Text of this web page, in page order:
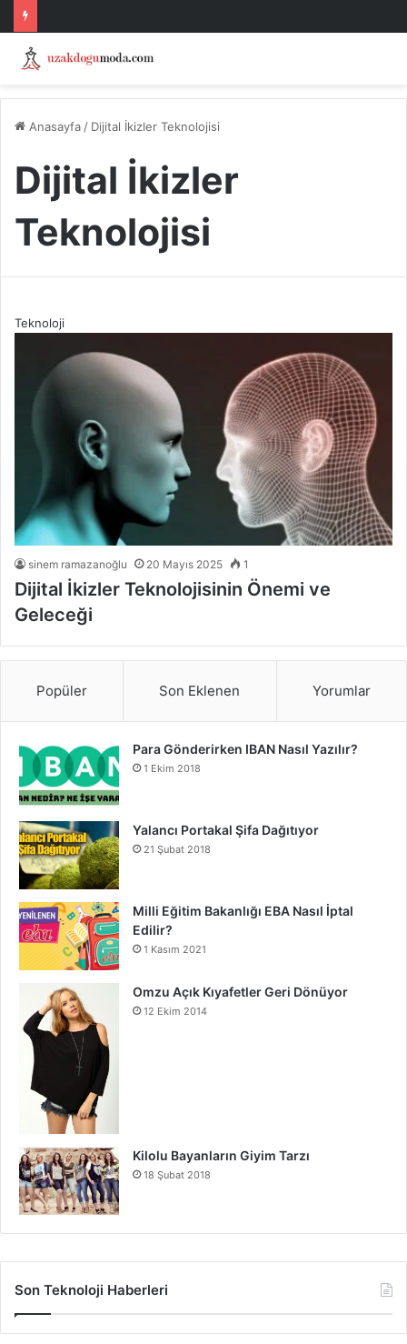
Anasayfa / Dijital İkizler Teknolojisi
Dijital İkizler
Teknolojisi
Teknoloji
sinem ramazanoğlu 20 Mayıs 2025 1
Dijital İkizler Teknolojisinin Önemi ve
Geleceği
Popüler Son Eklenen Yorumlar
Para Gönderirken IBAN Nasıl Yazılır?
1 Ekim 2018
Yalancı Portakal Şifa Dağıtıyor
21 Şubat 2018
Milli Eğitim Bakanlığı EBA Nasıl İptal
Edilir?
1 Kasım 2021
Omzu Açık Kıyafetler Geri Dönüyor
12 Ekim 2014
Kilolu Bayanların Giyim Tarzı
18 Şubat 2018
Son Teknoloji Haberleri